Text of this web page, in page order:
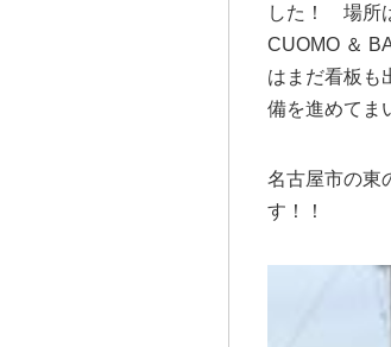
した！ 場所
CUOMO ＆
はまだ看板も
備を進めてま
名古屋市の東
す！！